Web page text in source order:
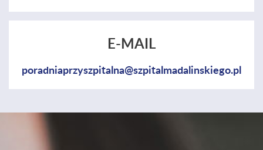
E-MAIL
poradniaprzyszpitalna@szpitalmadalinskiego.pl